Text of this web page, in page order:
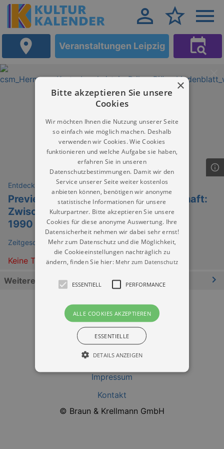
Veranstaltungen Leipzig
Entdeckungen
Preview: Geschichte der Landwirtschaft:
Zwischen Ost und West von 1945 bis
1990
Zeitgeschichtliches Forum Leipzig
Keine Termine
Weitere Informationen
Datenschutz
Impressum
Kontakt
© Braun & Krellmann GmbH
×
Bitte akzeptieren Sie unsere
Cookies
Wir möchten Ihnen die Nutzung unserer Seite
so einfach wie möglich machen. Deshalb
verwenden wir Cookies. Wie Cookies
funktionieren und welche Aufgabe sie haben,
erfahren Sie in unseren
Datenschutzbestimmungen. Damit wir den
Service unserer Seite weiter kostenlos
anbieten können, benötigen wir anonyme
statistische Informationen für unsere
Kulturpartner. Bitte akzeptieren Sie unsere
Cookies für diese anonyme Auswertung. Ihre
Datensicherheit nehmen wir dabei sehr ernst!
Mehr zum Datenschutz und die Möglichkeit,
die Cookieeinstellungen nachträglich zu
ändern, finden Sie hier: Mehr zum Datenschutz
ESSENTIELL PERFORMANCE
ALLE COOKIES AKZEPTIEREN
ESSENTIELLE
DETAILS ANZEIGEN
Essentiell Performance
Essentielle Cookies werden für die